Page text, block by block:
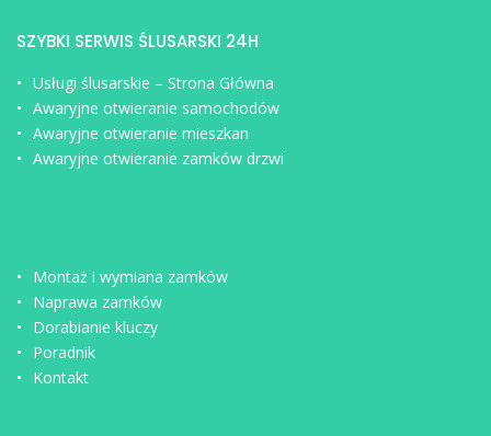
SZYBKI SERWIS ŚLUSARSKI 24H
Usługi ślusarskie – Strona Główna
Awaryjne otwieranie samochodów
Awaryjne otwieranie mieszkan
Awaryjne otwieranie zamków drzwi
Montaż i wymiana zamków
Naprawa zamków
Dorabianie kluczy
Poradnik
Kontakt